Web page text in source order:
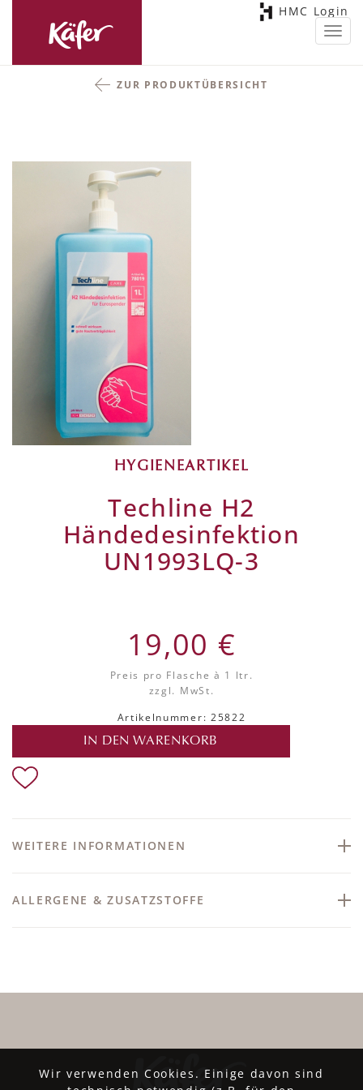
HMC Login
ZUR PRODUKTÜBERSICHT
HYGIENEARTIKEL
Techline H2
Händedesinfektion
UN1993LQ-3
19,00 €
Preis pro Flasche à 1 ltr.
zzgl. MwSt.
Artikelnummer: 25822
IN DEN WARENKORB
WEITERE INFORMATIONEN
ALLERGENE & ZUSATZSTOFFE
Wir verwenden Cookies. Einige davon sind